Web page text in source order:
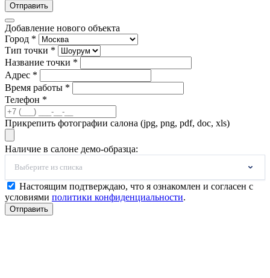
Отправить
Добавление нового объекта
Город *
Тип точки *
Название точки *
Адрес *
Время работы *
Телефон *
Прикрепить фотографии салона (jpg, png, pdf, doc, xls)
Наличие в салоне демо-образца:
Выберите из списка
Настоящим подтверждаю, что я ознакомлен и согласен с
условиями политики конфиденциальности.
Отправить